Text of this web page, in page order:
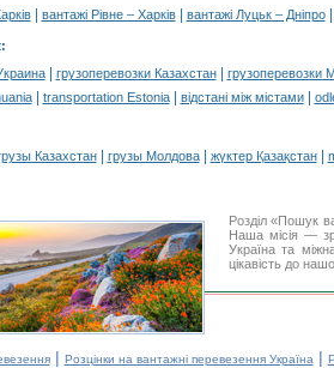
| вантажі Рівне – Харків| вантажі Луцьк – Дніпро
:
| грузоперевозки Казахстан|
грузоперевозки
| transportation Estonia| відстані між містами|
Казахстан| грузы Молдова| жүктер Қазақстан|
Розділ «Пошук
Наша місія —
Україна та
цікавість до
| Розцінки на вантажні перевезення Україна |